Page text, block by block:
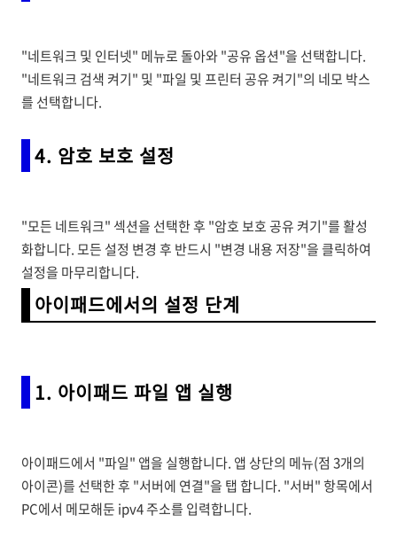
"네트워크 및 인터넷" 메뉴로 돌아와 "공유 옵션"을 선택합니다.
"네트워크 검색 켜기" 및 "파일 및 프린터 공유 켜기"의 네모 박스
를 선택합니다.
4. 암호 보호 설정
"모든 네트워크" 섹션을 선택한 후 "암호 보호 공유 켜기"를 활성
화합니다. 모든 설정 변경 후 반드시 "변경 내용 저장"을 클릭하여
설정을 마무리합니다.
아이패드에서의 설정 단계
1. 아이패드 파일 앱 실행
아이패드에서 "파일" 앱을 실행합니다. 앱 상단의 메뉴(점 3개의
아이콘)를 선택한 후 "서버에 연결"을 탭 합니다. "서버" 항목에서
PC에서 메모해둔 ipv4 주소를 입력합니다.